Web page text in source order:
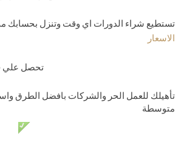
تستطيع شراء الدورات اي وقت وتنزل بحسابك
الاسعار
تحصل علي
تأهيلك للعمل الحر والشركات بافضل الطرق
متوسطة